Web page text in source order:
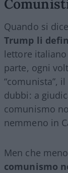
Quando si
Trump li
lettore italiano
parte, ogni
“comunista”,
dubbi: a
comunismo
nemmeno in
Men che
comunismo